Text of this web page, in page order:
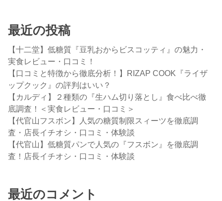
最近の投稿
【十二堂】低糖質『豆乳おからビスコッティ』の魅力・
実食レビュー・口コミ！
【口コミと特徴から徹底分析！】RIZAP COOK『ライザ
ップクック』の評判はいい？
【カルディ】２種類の『生ハム切り落とし』食べ比べ徹
底調査！＜実食レビュー・口コミ＞
【代官山フスボン】人気の糖質制限スィーツを徹底調
査・店長イチオシ・口コミ・体験談
【代官山】低糖質パンで人気の『フスボン』を徹底調
査！店長イチオシ・口コミ・体験談
最近のコメント